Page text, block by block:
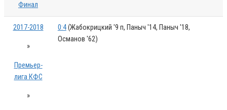
Финал
2017-2018
»
Премьер-
лига КФС
»
0:4(Жабокрицкий '9 п, Паныч '14, Паныч '18,
Османов '62)